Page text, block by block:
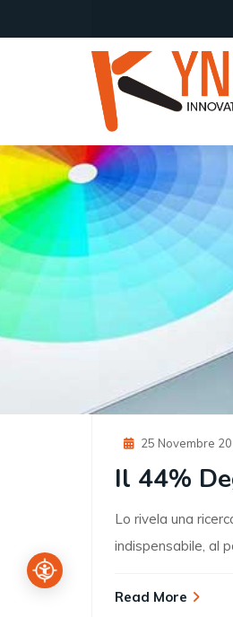
Posted
25 Novembre
Il 44%
Lo rivela una
indispensabile, al
Read More